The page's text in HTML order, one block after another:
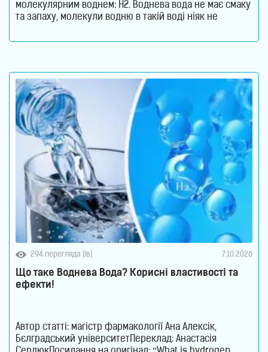
молекулярним воднем: H2. Воднева вода не має смаку
та запаху, молекули водню в такій воді ніяк не
міститься в чистому молекулярному вигляді: H2. Тому
294 перегляда (ів) 7.10.2026
Що таке Воднева Вода? Корисні властивості та
ефекти!
Автор статті: магістр фармакології Ана Алексік,
Бєлградський університетПереклад: Анастасія